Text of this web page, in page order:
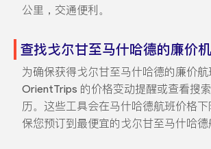
公里，交通便利。
查找戈尔甘至马什哈德的廉价
为确保获得戈尔甘至马什哈德的廉价航
OrientTrips 的价格变动提醒或查看搜
历。这些工具会在马什哈德航班价格
保您预订到最便宜的戈尔甘至马什哈德